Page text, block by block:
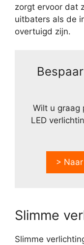
zorgt ervoor dat
uitbaters als de
overtuigd zijn.
Wilt u graag
LED
>
Slimme
Slimme